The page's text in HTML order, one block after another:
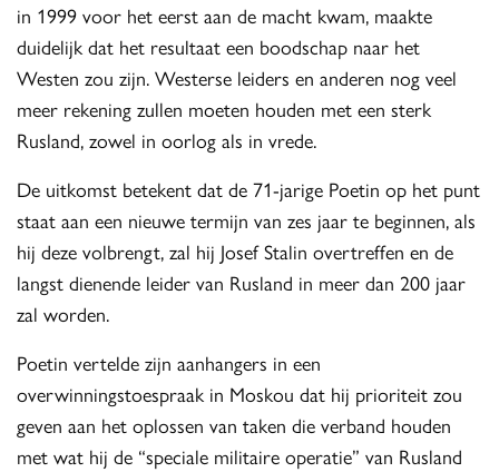
in 1999 voor het eerst aan de macht kwam, maakte
duidelijk dat het resultaat een boodschap naar het
Westen zou zijn. Westerse leiders en anderen nog veel
meer rekening zullen moeten houden met een sterk
Rusland, zowel in oorlog als in vrede.
De uitkomst betekent dat de 71-jarige Poetin op het punt
staat aan een nieuwe termijn van zes jaar te beginnen, als
hij deze volbrengt, zal hij Josef Stalin overtreffen en de
langst dienende leider van Rusland in meer dan 200 jaar
zal worden.
Poetin vertelde zijn aanhangers in een
overwinningstoespraak in Moskou dat hij prioriteit zou
geven aan het oplossen van taken die verband houden
met wat hij de “speciale militaire operatie” van Rusland